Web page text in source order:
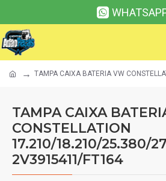
TAMPA CAIXA BATERIA VW
TAMPA CAIXA
CONSTELLATION
17.210/18.210/25.380/
2V3915411/FT164